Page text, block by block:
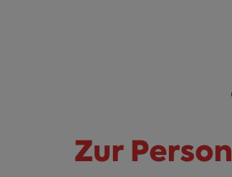
Zur Person